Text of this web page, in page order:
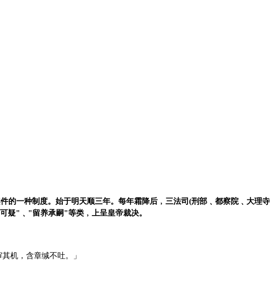
的一种制度。始于明天顺三年。每年霜降后﹐三法司(刑部﹑都察院﹑大理
"﹑"留养承嗣"等类﹐上呈皇帝裁决。
机，含章缄不吐。」